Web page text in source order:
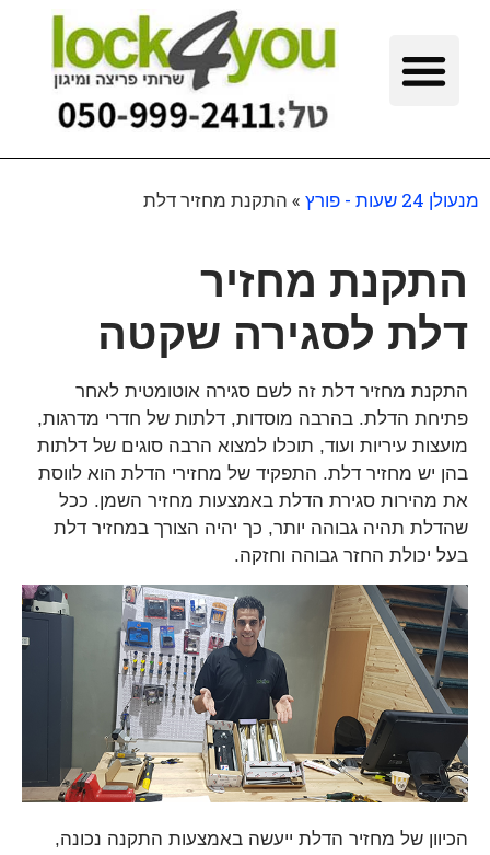
מנעולן 24 שעות - פורץ » התקנת מחזיר דלת
התקנת מחזיר
דלת לסגירה שקטה
התקנת מחזיר דלת זה לשם סגירה אוטומטית לאחר
פתיחת הדלת. בהרבה מוסדות, דלתות של חדרי מדרגות,
מועצות עיריות ועוד, תוכלו למצוא הרבה סוגים של דלתות
בהן יש מחזיר דלת. התפקיד של מחזירי הדלת הוא לווסת
את מהירות סגירת הדלת באמצעות מחזיר השמן. ככל
שהדלת תהיה גבוהה יותר, כך יהיה הצורך במחזיר דלת
בעל יכולת החזר גבוהה וחזקה.
הכיוון של מחזיר הדלת ייעשה באמצעות התקנה נכונה,